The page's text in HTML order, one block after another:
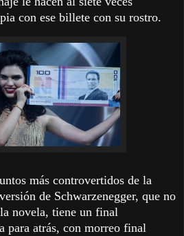
con ese billete con su rostro.
más controvertidos de la
de Schwarzenegger, que no
novela, tiene un final
para atrás, con morreo final